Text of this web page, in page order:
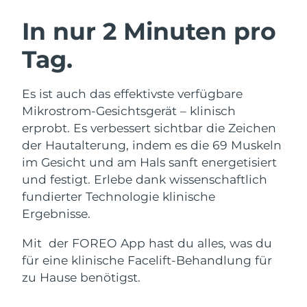
In nur 2 Minuten pro
Tag.
Es ist auch das effektivste verfügbare
Mikrostrom-Gesichtsgerät – klinisch
erprobt. Es verbessert sichtbar die Zeichen
der Hautalterung, indem es die 69 Muskeln
im Gesicht und am Hals sanft energetisiert
und festigt. Erlebe dank wissenschaftlich
fundierter Technologie klinische
Ergebnisse.
Mit der FOREO App hast du alles, was du
für eine klinische Facelift-Behandlung für
zu Hause benötigst.
LUNA™ 4 Set
Anti-aging massage
LUNA™ 4 Plus
Massage, LED heating
LUNA™ 4 Men
For men, anti-aging massage
BEAR™ 2 Set
Microcurrent toning
BEAR™ 2 go
Microcurrent toning on-the-go
BEAR™ 2 eyes & lips
Microcurrent line smoothing device
Hydratisierung
UFO™ 3 Set
Deep facial hydration
UFO™ 3 LED
Near-infrared and red light therapy
device
Mundpflege
issa™ 4
Hybrid silicone sonic toothbrush
issa™ 4 plus
Smart hybrid silicone sonic toothbrush
FAQ™ ANTI-AGING-BEHANDLUNG
Anti-aging
NEW
Österreich Erwartete Lieferung 8/8/26
Bahrain
Belgien Erwartete Lieferung
Bermuda Erwartete Lieferung8/14/26
Bosnien und
Herzegowina
Erwartete Lieferung
Brunei Darussalam
Bulgarien Erwartete Lieferung 8/8/26
Kanada